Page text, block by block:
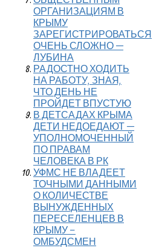
ОРГАНИЗАЦИЯМ В
КРЫМУ
ЗАРЕГИСТРИРОВАТЬСЯ
ОЧЕНЬ СЛОЖНО —
ЛУБИНА
РАДОСТНО ХОДИТЬ
НА РАБОТУ, ЗНАЯ,
ЧТО ДЕНЬ НЕ
ПРОЙДЕТ ВПУСТУЮ
В ДЕТСАДАХ КРЫМА
ДЕТИ НЕДОЕДАЮТ —
УПОЛНОМОЧЕННЫЙ
ПО ПРАВАМ
ЧЕЛОВЕКА В РК
УФМС НЕ ВЛАДЕЕТ
ТОЧНЫМИ ДАННЫМИ
О КОЛИЧЕСТВЕ
ВЫНУЖДЕННЫХ
ПЕРЕСЕЛЕНЦЕВ В
КРЫМУ –
ОМБУДСМЕН